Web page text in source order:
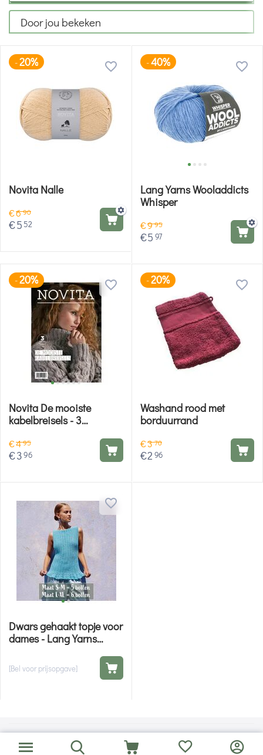
Door jou bekeken
-20%
Novita Nalle
€690
€5 52
-40%
Lang Yarns Wooladdicts
Whisper
€995
€5 97
-20%
Novita De mooiste
kabelbreisels - 3
prachtige kabels
€495
€396
-20%
Washand rood met
borduurrand
€370
€2 96
Dwars gehaakt topje voor
dames - Lang Yarns
[Bel voor prijsopgave]